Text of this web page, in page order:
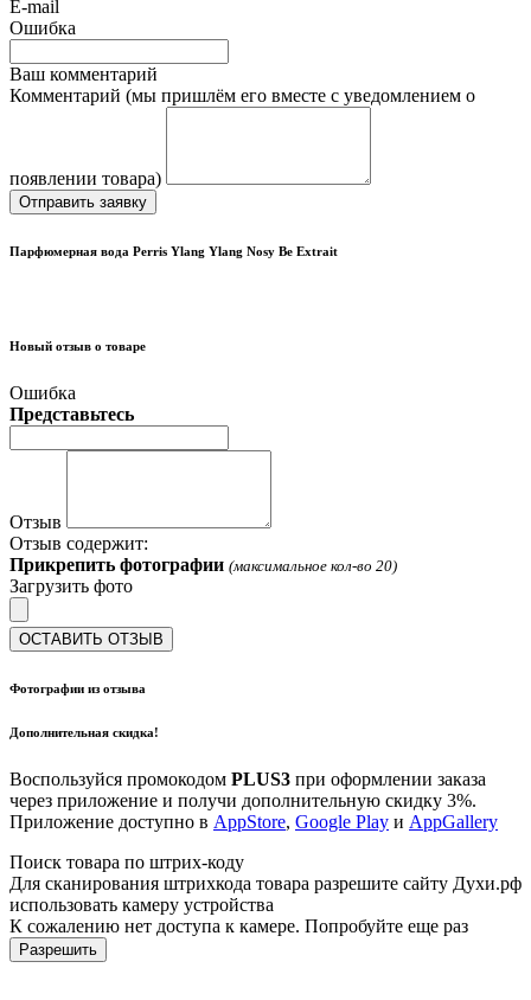
E-mail
Ошибка
Ваш комментарий
Комментарий (мы пришлём его вместе с уведомлением о
появлении товара)
Отправить заявку
Парфюмерная вода Perris Ylang Ylang Nosy Be Extrait
Новый отзыв о товаре
Ошибка
Представьтесь
Отзыв
Отзыв содержит:
Прикрепить фотографии (максимальное кол-во 20)
Загрузить фото
ОСТАВИТЬ ОТЗЫВ
Фотографии из отзыва
Дополнительная скидка!
Воспользуйся промокодом PLUS3 при оформлении заказа
через приложение и получи дополнительную скидку 3%.
Приложение доступно в AppStore, Google Play и AppGallery
Поиск товара по штрих-коду
Для сканирования штрихкода товара разрешите сайту Духи.рф
использовать камеру устройства
К сожалению нет доступа к камере. Попробуйте еще раз
Разрешить